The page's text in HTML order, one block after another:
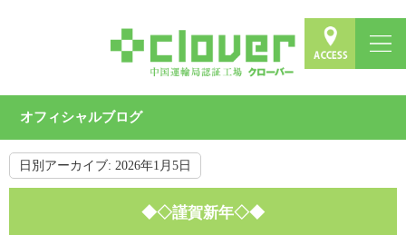
オフィシャルブログ
日別アーカイブ: 2026年1月5日
◆◇謹賀新年◇◆